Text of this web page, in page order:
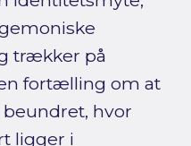
trækker på
fortælling om at
hvor
ligger i